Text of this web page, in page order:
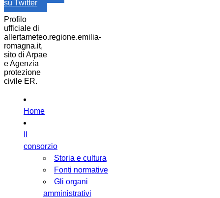
su Twitter
Profilo
ufficiale di
allertameteo.regione.emilia-
romagna.it,
sito di Arpae
e Agenzia
protezione
civile ER.
Home
consorzio
Storia e cultura
Fonti normative
Gli organi
amministrativi